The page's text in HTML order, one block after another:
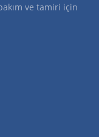
ve tamiri için